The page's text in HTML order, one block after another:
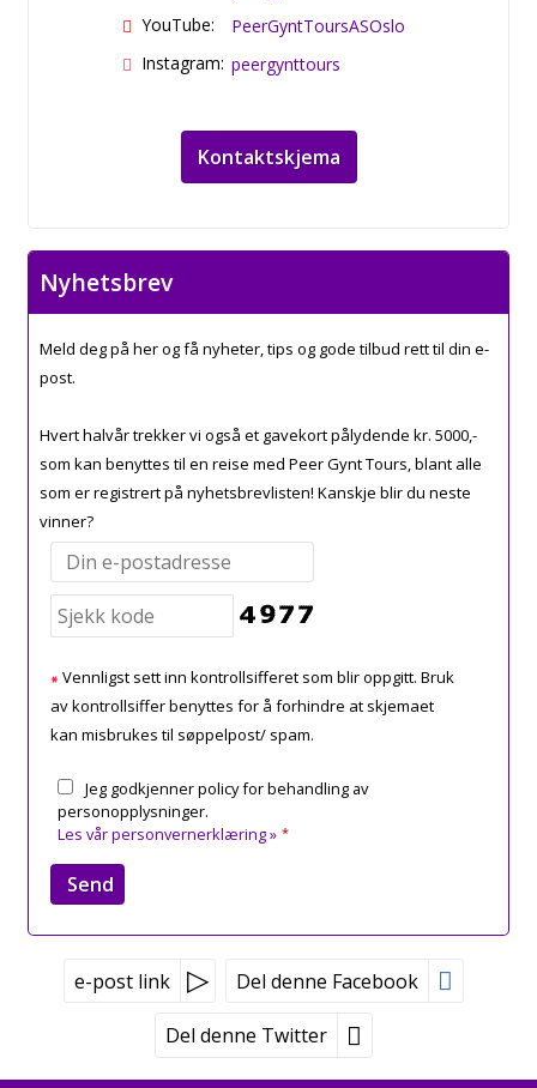
YouTube:
PeerGyntToursASOslo
Instagram: peergynttours
Kontaktskjema
Nyhetsbrev
Meld deg på her og få nyheter, tips og gode tilbud rett til din e-
post.
Hvert halvår trekker vi også et gavekort pålydende kr. 5000,-
som kan benyttes til en reise med Peer Gynt Tours, blant alle
som er registrert på nyhetsbrevlisten! Kanskje blir du neste
vinner?
Vennligst sett inn kontrollsifferet som blir oppgitt. Bruk
av kontrollsiffer benyttes for å forhindre at skjemaet
kan misbrukes til søppelpost/ spam.
Jeg godkjenner policy for behandling av
personopplysninger.
Les vår personvernerklæring » *
e-post link Del denne Facebook
Del denne Twitter